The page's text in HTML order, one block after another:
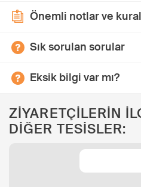
Önemli notlar ve
Sık sorulan sorular
Eksik bilgi var mı?
ZİYARETÇİLERİN
DİĞER TESİSLER: